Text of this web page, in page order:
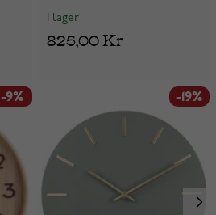
I lager
825,00 Kr
-9%
-9% -19%